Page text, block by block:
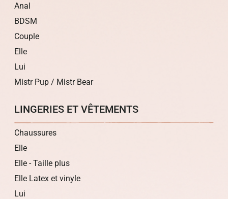
Anal
BDSM
Couple
Elle
Lui
Mistr Pup / Mistr Bear
LINGERIES ET VÊTEMENTS
Chaussures
Elle
Elle - Taille plus
Elle Latex et vinyle
Lui